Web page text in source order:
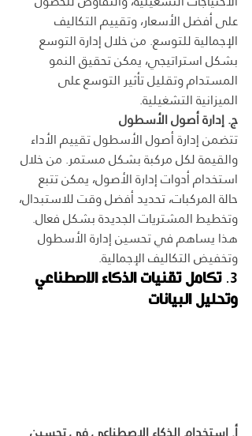
على أفضل الأسعار، وتقييم التكاليف
الإجمالية للتوسع. من خلال إدارة التوسع
بشكل استراتيجي، يمكن تحقيق النمو
المستدام وتقليل تأثير التوسع على
الميزانية التشغيلية.
ج. إدارة أصول الأسطول
تتضمن إدارة أصول الأسطول تقييم الأداء
والقيمة لكل مركبة بشكل مستمر. من خلال
استخدام أدوات إدارة الأصول، يمكن تتبع
حالة المركبات، تحديد أفضل وقت للاستبدال،
وتخطيط المشتريات الجديدة بشكل فعال.
هذا يساهم في تحسين إدارة الأسطول
وتخفيض التكاليف الإجمالية.
3. تكامل تقنيات الذكاء الاصطناعي
وتحليل البيانات